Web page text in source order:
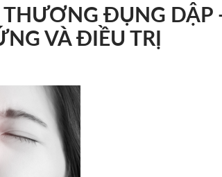
THƯƠNG ĐỤNG DẬP
VÀ ĐIỀU TRỊ